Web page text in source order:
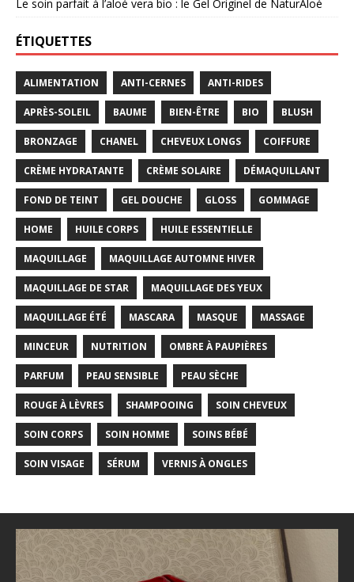
Le soin parfait à l’aloé vera bio : le Gel Originel de NaturAloé
ÉTIQUETTES
ALIMENTATION ANTI-CERNES ANTI-RIDES
APRÈS-SOLEIL BAUME BIEN-ÊTRE BIO BLUSH
BRONZAGE CHANEL CHEVEUX LONGS COIFFURE
CRÈME HYDRATANTE CRÈME SOLAIRE DÉMAQUILLANT
FOND DE TEINT GEL DOUCHE GLOSS GOMMAGE
HOME HUILE CORPS HUILE ESSENTIELLE
MAQUILLAGE MAQUILLAGE AUTOMNE HIVER
MAQUILLAGE DE STAR MAQUILLAGE DES YEUX
MAQUILLAGE ÉTÉ MASCARA MASQUE MASSAGE
MINCEUR NUTRITION OMBRE À PAUPIÈRES
PARFUM PEAU SENSIBLE PEAU SÈCHE
ROUGE À LÈVRES SHAMPOOING SOIN CHEVEUX
SOIN CORPS SOIN HOMME SOINS BÉBÉ
SOIN VISAGE SÉRUM VERNIS À ONGLES